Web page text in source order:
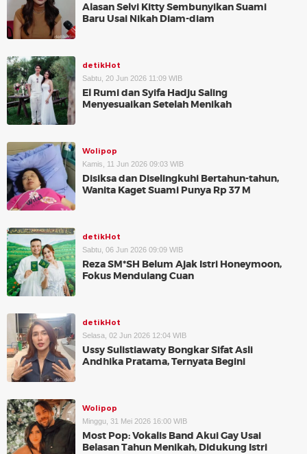
Alasan Selvi Kitty Sembunyikan Suami
Baru Usai Nikah Diam-diam
detikHot
Sabtu, 20 Jun 2026 11:09 WIB
El Rumi dan Syifa Hadju Saling
Menyesuaikan Setelah Menikah
Wolipop
Kamis, 11 Jun 2026 09:03 WIB
Disiksa dan Diselingkuhi Bertahun-tahun,
Wanita Kaget Suami Punya Rp 37 M
detikHot
Sabtu, 06 Jun 2026 09:09 WIB
Reza SM*SH Belum Ajak Istri Honeymoon,
Fokus Mendulang Cuan
detikHot
Selasa, 02 Jun 2026 12:04 WIB
Ussy Sulistiawaty Bongkar Sifat Asli
Andhika Pratama, Ternyata Begini
Wolipop
Minggu, 31 Mei 2026 16:00 WIB
Most Pop: Vokalis Band Akui Gay Usai
Belasan Tahun Menikah, Didukung Istri